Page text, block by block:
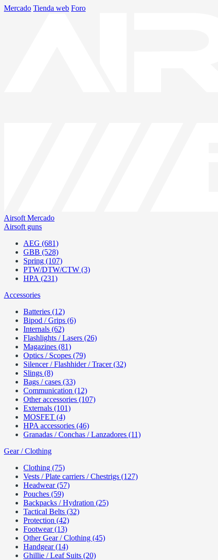
Mercado Tienda web Foro
Airsoft Mercado
Airsoft guns
AEG (681)
GBB (528)
Spring (107)
PTW/DTW/CTW (3)
HPA (231)
Accessories
Batteries (12)
Bipod / Grips (6)
Internals (62)
Flashlights / Lasers (26)
Magazines (81)
Optics / Scopes (79)
Silencer / Flashhider / Tracer (32)
Slings (8)
Bags / cases (33)
Communication (12)
Other accessories (107)
Externals (101)
MOSFET (4)
HPA accessories (46)
Granadas / Conchas / Lanzadores (11)
Gear / Clothing
Clothing (75)
Vests / Plate carriers / Chestrigs (127)
Headwear (57)
Pouches (59)
Backpacks / Hydration (25)
Tactical Belts (32)
Protection (42)
Footwear (13)
Other Gear / Clothing (45)
Handgear (14)
Ghillie / Leaf Suits (20)